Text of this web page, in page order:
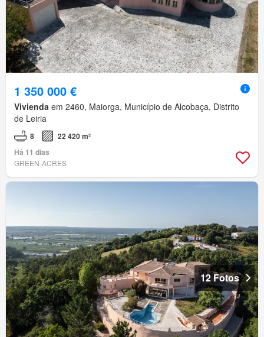
1 350 000 €
Vivienda em 2460, Maiorga, Município de Alcobaça, Distrito
de Leiria
8
22 420 m²
Há 11 dias
GREEN-ACRES
12 Fotos